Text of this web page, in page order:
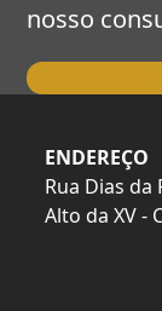
nosso
ENDEREÇO
Rua Dias da
Alto da XV -